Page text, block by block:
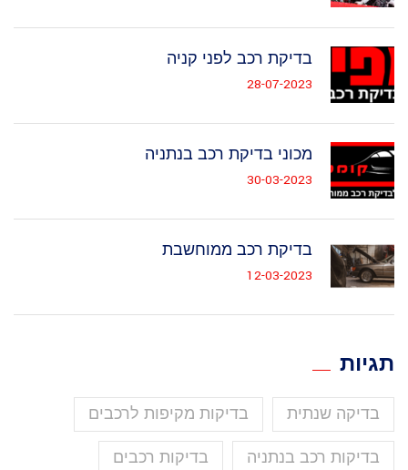
בדיקת רכב לפני קניה
28-07-2023
מכוני בדיקת רכב בנתניה
30-03-2023
בדיקת רכב ממוחשבת
12-03-2023
תגיות
בדיקה שנתית בדיקות מקיפות לרכבים
בדיקות רכב בנתניה בדיקות רכבים